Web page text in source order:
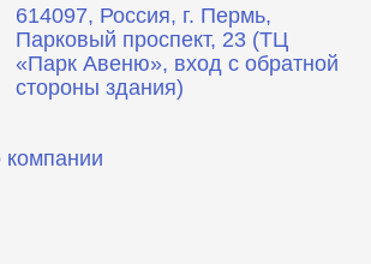
614097, Россия, г. Пермь,
Парковый проспект, 23 (ТЦ
«Парк Авеню», вход с обратной
стороны здания)